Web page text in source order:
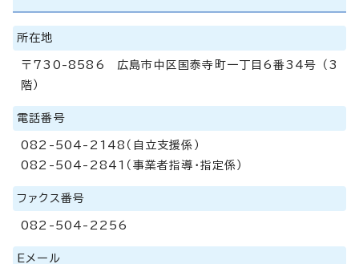
所在地
〒730-8586 広島市中区国泰寺町一丁目6番34号 （3
階）
電話番号
082-504-2148（自立支援係）
082-504-2841（事業者指導・指定係）
ファクス番号
082-504-2256
Eメール